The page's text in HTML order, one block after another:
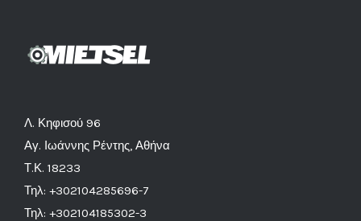
Λ. Κηφισού 96
Αγ. Ιωάννης Ρέντης, Αθήνα
Τ.Κ. 18233
Τηλ: +302104285696-7
Τηλ: +302104185302-3